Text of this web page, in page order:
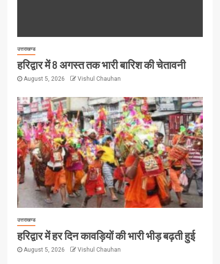
उत्तराखण्ड
हरिद्वार में 8 अगस्त तक भारी बारिश की चेतावनी
August 5, 2026 Vishul Chauhan
उत्तराखण्ड
हरिद्वार में हर दिन कावड़ियों की भारी भीड़ बढ़ती हुई
August 5, 2026 Vishul Chauhan